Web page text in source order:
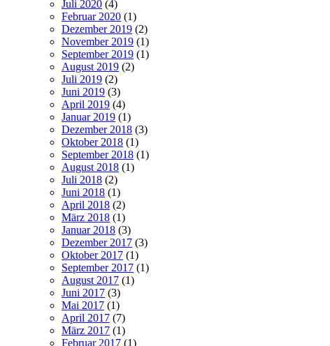
Juli 2020 (4)
Februar 2020 (1)
Dezember 2019 (2)
November 2019 (1)
September 2019 (1)
August 2019 (2)
Juli 2019 (2)
Juni 2019 (3)
April 2019 (4)
Januar 2019 (1)
Dezember 2018 (3)
Oktober 2018 (1)
September 2018 (1)
August 2018 (1)
Juli 2018 (2)
Juni 2018 (1)
April 2018 (2)
März 2018 (1)
Januar 2018 (3)
Dezember 2017 (3)
Oktober 2017 (1)
September 2017 (1)
August 2017 (1)
Juni 2017 (3)
Mai 2017 (1)
April 2017 (7)
März 2017 (1)
Februar 2017 (1)